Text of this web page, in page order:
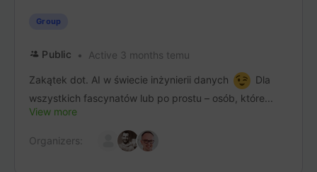
Group
Public Active 3 months temu
Zakątek dot. AI w świecie inżynierii danych
Dla
wszystkich fascynatów lub po prostu – osób, które...
View more
Organizers: